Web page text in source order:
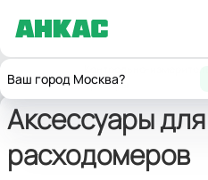
Ваш город Москва?
Главнаяприборы
Аксессуары для
расходомеров